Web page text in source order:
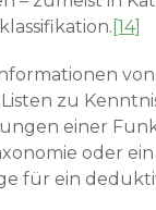
[14]
von
zu
einer
oder
für ein